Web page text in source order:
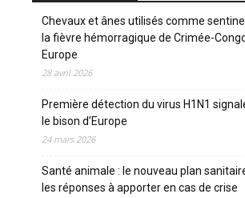
Chevaux et ânes utilisés comme
la fièvre hémorragique de Crimée-
Europe
28 avril 2026
Première détection du virus H1N1
le bison d’Europe
24 mars 2026
Santé animale : le nouveau plan
les réponses à apporter en cas de crise